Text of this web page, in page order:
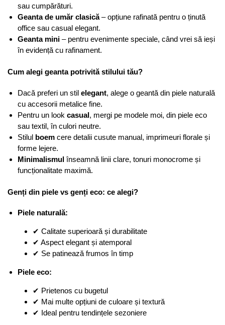
sau cumpărături.
Geanta de umăr clasică– opțiune rafinată pentru o ținută
office sau casual elegant.
Geanta mini – pentru evenimente speciale, când vrei să ieși
în evidență cu rafinament.
Cum alegi geanta potrivită stilului tău?
Dacă preferi un stil elegant, alege o geantă din piele naturală
cu accesorii metalice fine.
Pentru un look casual, mergi pe modele moi, din piele eco
sau textil, în culori neutre.
Stilul boem cere detalii cusute manual, imprimeuri florale și
forme lejere.
Minimalismulînseamnă linii clare, tonuri monocrome și
funcționalitate maximă.
Genți din piele vs genți eco: ce alegi?
Piele naturală:
✔ Calitate superioară și durabilitate
✔ Aspect elegant și atemporal
✔ Se patinează frumos în timp
Piele eco:
✔ Prietenos cu bugetul
✔ Mai multe opțiuni de culoare și textură
✔ Ideal pentru tendințele sezoniere